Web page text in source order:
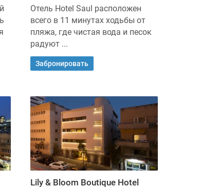
Отель Hotel Saul расположен
всего в 11 минутах ходьбы от
пляжа, где чистая вода и песок
радуют ...
Забронировать
Lily & Bloom Boutique Hotel